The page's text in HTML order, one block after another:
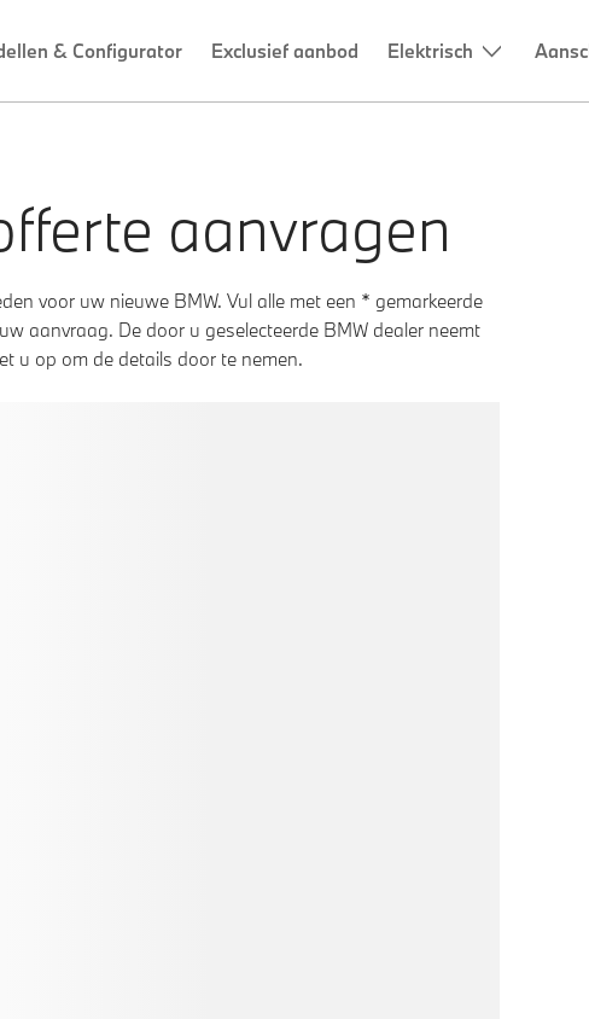
aanvragen
voor uw nieuwe BMW. Vul alle met een * gemarkeerde
aanvraag. De door u geselecteerde BMW dealer neemt
u op om de details door te nemen.